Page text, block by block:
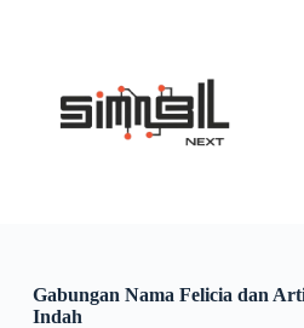
Gabungan Nama Felicia dan
Indah